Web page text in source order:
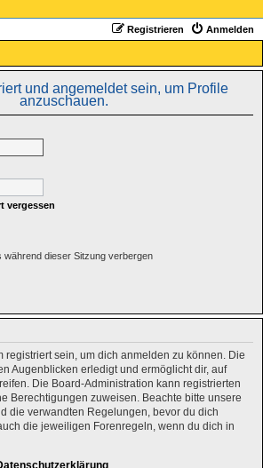
Anmelden
Registrieren
und angemeldet sein, um Profile
anzuschauen.
vergessen
während dieser Sitzung verbergen
registriert sein, um dich anmelden zu können. Die
Augenblicken erledigt und ermöglicht dir, auf
Die Board-Administration kann registrierten
Berechtigungen zuweisen. Beachte bitte unsere
die verwandten Regelungen, bevor du dich
die jeweiligen Forenregeln, wenn du dich in